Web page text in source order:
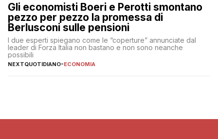
Gli economisti Boeri e Perotti smontano
pezzo per pezzo la promessa di
Berlusconi sulle pensioni
I due esperti spiegano come le “coperture” annunciate dal
leader di Forza Italia non bastano e non sono neanche
possibili
NEXTQUOTIDIANO-ECONOMIA